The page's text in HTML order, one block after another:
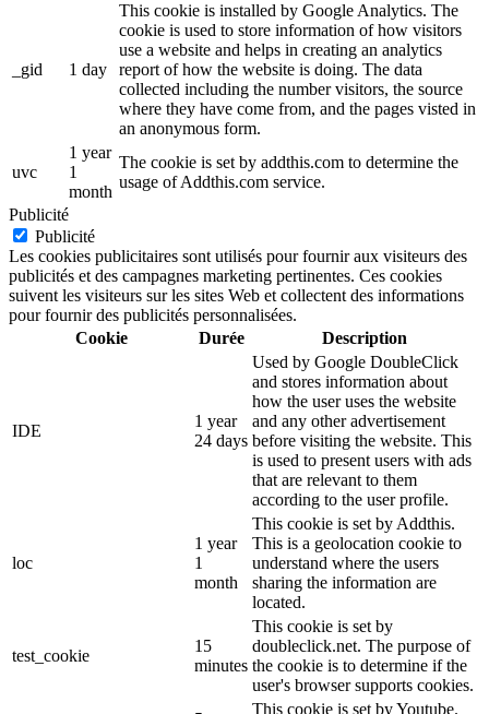
_gid 1 day
This cookie is installed by Google Analytics. The
cookie is used to store information of how visitors
use a website and helps in creating an analytics
report of how the website is doing. The data
collected including the number visitors, the source
where they have come from, and the pages visted in
an anonymous form.
uvc
1 year
1
month
The cookie is set by addthis.com to determine the
usage of Addthis.com service.
Publicité
Publicité
Les cookies publicitaires sont utilisés pour fournir aux visiteurs des
publicités et des campagnes marketing pertinentes. Ces cookies
suivent les visiteurs sur les sites Web et collectent des informations
pour fournir des publicités personnalisées.
Cookie
Durée Description
IDE
1 year
24 days
Used by Google DoubleClick
and stores information about
how the user uses the website
and any other advertisement
before visiting the website. This
is used to present users with ads
that are relevant to them
according to the user profile.
loc
1 year
1
month
This cookie is set by Addthis.
This is a geolocation cookie to
understand where the users
sharing the information are
located.
test_cookie
15
minutes
This cookie is set by
doubleclick.net. The purpose of
the cookie is to determine if the
user's browser supports cookies.
This cookie is set by Youtube.